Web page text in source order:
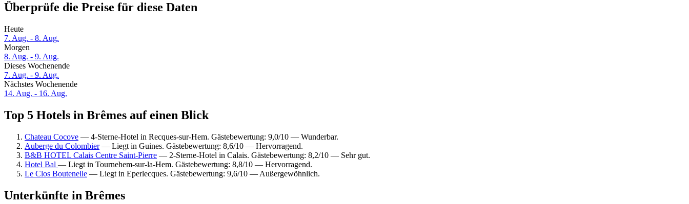
Überprüfe die Preise für diese Daten
Heute
7. Aug. - 8. Aug.
Morgen
8. Aug. - 9. Aug.
Dieses Wochenende
7. Aug. - 9. Aug.
Nächstes Wochenende
14. Aug. - 16. Aug.
Top 5 Hotels in Brêmes auf einen Blick
Chateau Cocove — 4-Sterne-Hotel in Recques-sur-Hem. Gästebewertung: 9,0/10 — Wunderbar.
Auberge du Colombier— Liegt in Guines. Gästebewertung: 8,6/10 — Hervorragend.
B&B HOTEL Calais Centre Saint-Pierre — 2-Sterne-Hotel in Calais. Gästebewertung: 8,2/10 — Sehr gut.
Hotel Bal — Liegt in Tournehem-sur-la-Hem. Gästebewertung: 8,8/10 — Hervorragend.
Le Clos Boutenelle — Liegt in Eperlecques. Gästebewertung: 9,6/10 — Außergewöhnlich.
Unterkünfte in Brêmes